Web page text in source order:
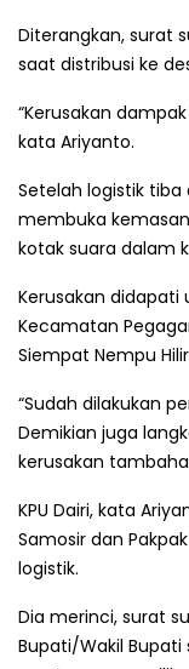
Diterangkan, surat
saat distribusi ke
“Kerusakan
kata Ariyanto.
Setelah logistik tiba
membuka
kotak suara dalam
Kerusakan
Kecamatan
Siempat Nempu
“Sudah dilakukan
Demikian juga
kerusakan
KPU Dairi, kata
Samosir dan
logistik.
Dia merinci, surat
Bupati/Wakil